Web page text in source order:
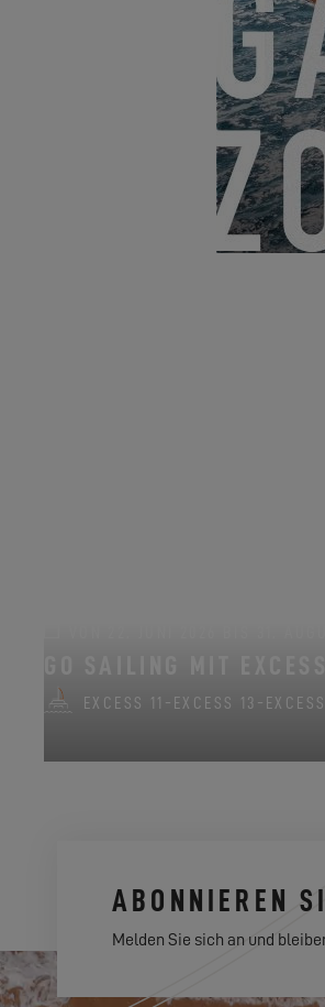
EXCESS 11 - EXCESS 13 -
ABONNIEREN
Melden Sie sich an und